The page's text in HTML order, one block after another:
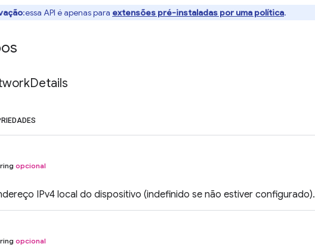
:essa API é apenas para extensões pré-instaladas por uma política.
Details
opcional
IPv4 local do dispositivo (indefinido se não estiver configurado).
opcional